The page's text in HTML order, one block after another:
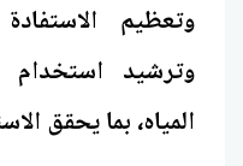
وتعظيم
وترشيد استخدام
المياه، بما يحقق